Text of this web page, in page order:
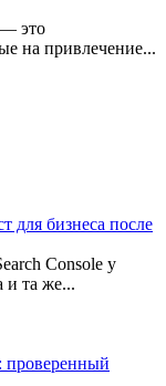
это
на привлечение...
для бизнеса после
Console у
и та же...
проверенный